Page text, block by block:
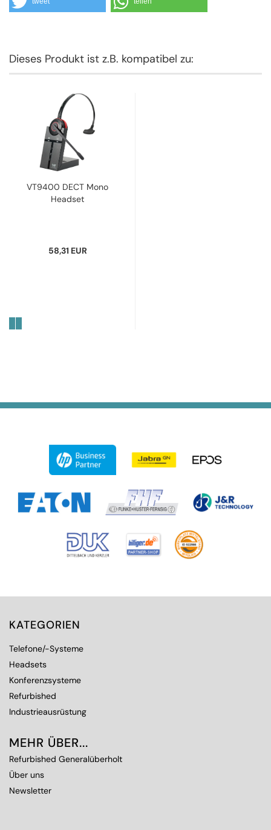
Dieses Produkt ist z.B. kompatibel zu:
VT9400 DECT Mono
Headset
58,31 EUR
KATEGORIEN
Telefone/-Systeme
Headsets
Konferenzsysteme
Refurbished
Industrieausrüstung
MEHR ÜBER...
Refurbished Generalüberholt
Über uns
Newsletter